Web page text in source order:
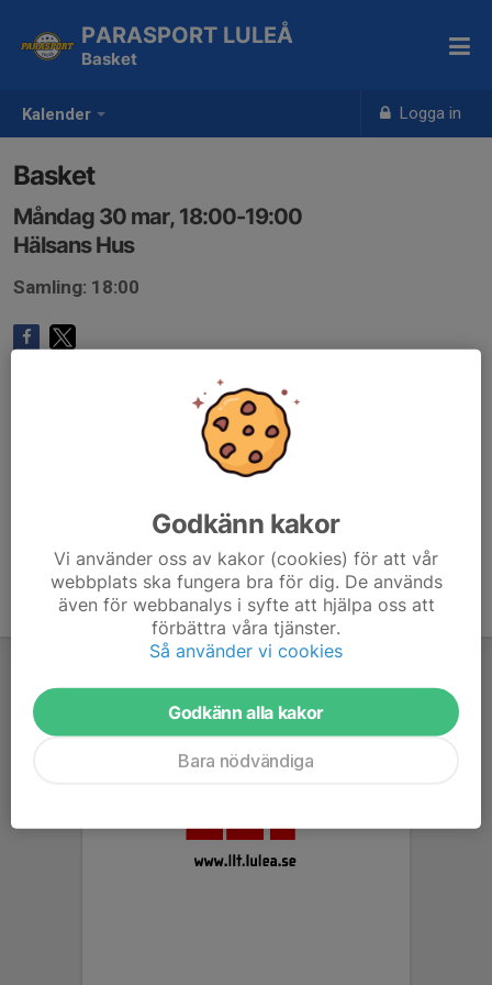
Kalender Logga in
PARASPORT LULEÅ
Basket
Basket
Måndag 30 mar, 18:00-19:00
Hälsans Hus
Samling: 18:00
Godkänn kakor
Vi använder oss av kakor (cookies) för att vår
webbplats ska fungera bra för dig. De används
även för webbanalys i syfte att hjälpa oss att
förbättra våra tjänster.
Så använder vi cookies
Godkänn alla kakor
Bara nödvändiga